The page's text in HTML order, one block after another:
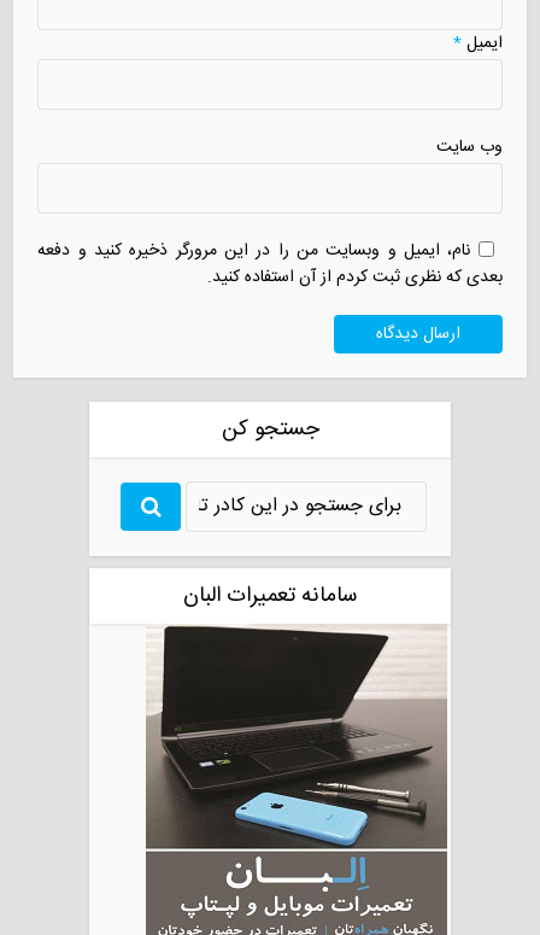
ایمیل*
وب سایت
نام، ایمیل و وبسایت من را در این مرورگر ذخیره کنید و دفعه
بعدی که نظری ثبت کردم از آن استفاده کنید.
جستجو کن
سامانه تعمیرات البان